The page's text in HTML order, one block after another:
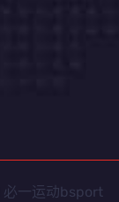
必一运动bsport